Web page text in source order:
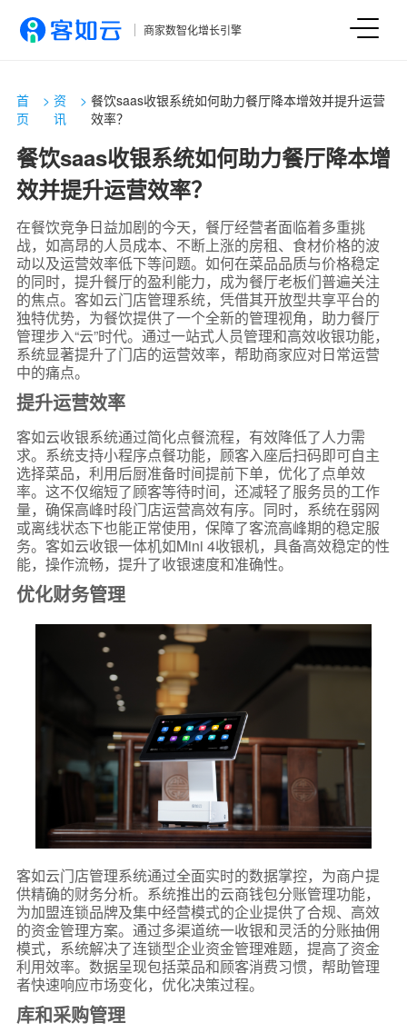
商家数智化增长引擎
首
页
>资
讯
>餐饮saas收银系统如何助力餐厅降本增效并提升运营
效率？
餐饮saas收银系统如何助力餐厅降本增
效并提升运营效率？
在餐饮竞争日益加剧的今天，餐厅经营者面临着多重挑
战，如高昂的人员成本、不断上涨的房租、食材价格的波
动以及运营效率低下等问题。如何在菜品品质与价格稳定
的同时，提升餐厅的盈利能力，成为餐厅老板们普遍关注
的焦点。客如云门店管理系统，凭借其开放型共享平台的
独特优势，为餐饮提供了一个全新的管理视角，助力餐厅
管理步入“云”时代。通过一站式人员管理和高效收银功能，
系统显著提升了门店的运营效率，帮助商家应对日常运营
中的痛点。
提升运营效率
客如云收银系统通过简化点餐流程，有效降低了人力需
求。系统支持小程序点餐功能，顾客入座后扫码即可自主
选择菜品，利用后厨准备时间提前下单，优化了点单效
率。这不仅缩短了顾客等待时间，还减轻了服务员的工作
量，确保高峰时段门店运营高效有序。同时，系统在弱网
或离线状态下也能正常使用，保障了客流高峰期的稳定服
务。客如云收银一体机如Mini 4收银机，具备高效稳定的性
能，操作流畅，提升了收银速度和准确性。
优化财务管理
客如云门店管理系统通过全面实时的数据掌控，为商户提
供精确的财务分析。系统推出的云商钱包分账管理功能，
为加盟连锁品牌及集中经营模式的企业提供了合规、高效
的资金管理方案。通过多渠道统一收银和灵活的分账抽佣
模式，系统解决了连锁型企业资金管理难题，提高了资金
利用效率。数据呈现包括菜品和顾客消费习惯，帮助管理
者快速响应市场变化，优化决策过程。
库和采购管理